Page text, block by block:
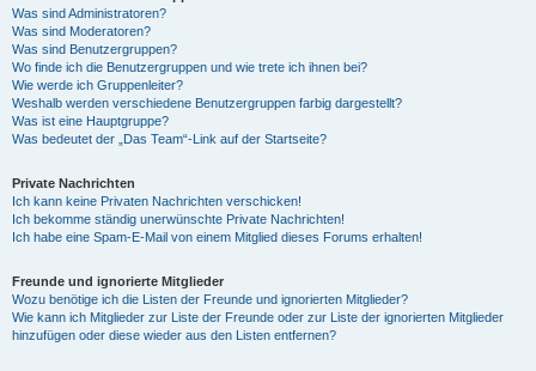
Was sind Administratoren?
Was sind Moderatoren?
Was sind Benutzergruppen?
Wo finde ich die Benutzergruppen und wie trete ich ihnen bei?
Wie werde ich Gruppenleiter?
Weshalb werden verschiedene Benutzergruppen farbig dargestellt?
Was ist eine Hauptgruppe?
Was bedeutet der „Das Team“-Link auf der Startseite?
Private Nachrichten
Ich kann keine Privaten Nachrichten verschicken!
Ich bekomme ständig unerwünschte Private Nachrichten!
Ich habe eine Spam-E-Mail von einem Mitglied dieses Forums erhalten!
Freunde und ignorierte Mitglieder
Wozu benötige ich die Listen der Freunde und ignorierten Mitglieder?
Wie kann ich Mitglieder zur Liste der Freunde oder zur Liste der ignorierten Mitglieder
hinzufügen oder diese wieder aus den Listen entfernen?